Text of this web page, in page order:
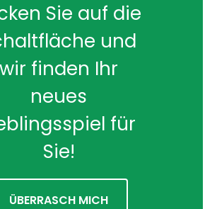
Sie auf die
und
wir finden Ihr
neues
für
Sie!
ÜBERRASCH MICH